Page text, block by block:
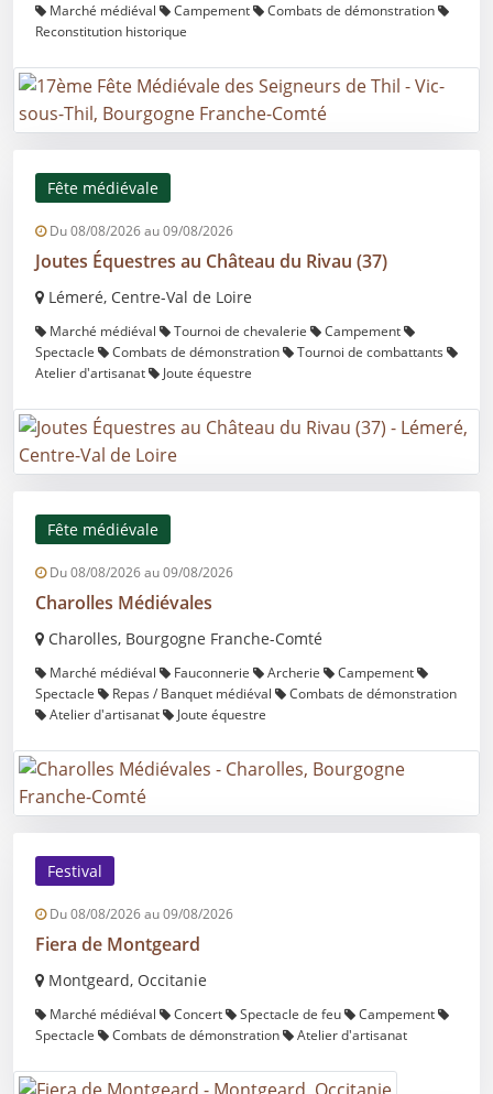
Marché médiéval Campement
Combats de démonstration
Reconstitution historique
Fête médiévale
Du 08/08/2026 au 09/08/2026
Joutes Équestres au Château du Rivau (37)
Lémeré, Centre-Val de Loire
Marché médiéval Tournoi de chevalerie
Campement
Spectacle
Combats de démonstration
Tournoi de combattants
Atelier d'artisanat
Joute équestre
Fête médiévale
Du 08/08/2026 au 09/08/2026
Charolles Médiévales
Charolles, Bourgogne Franche-Comté
Marché médiéval Fauconnerie Archerie
Campement
Spectacle
Repas / Banquet médiéval
Combats de démonstration
Atelier d'artisanat
Joute équestre
Festival
Du 08/08/2026 au 09/08/2026
Fiera de Montgeard
Montgeard, Occitanie
Marché médiéval Concert Spectacle de feu
Campement
Spectacle
Combats de démonstration Atelier d'artisanat